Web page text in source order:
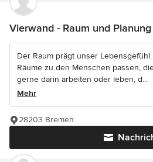
Vierwand - Raum und
Der Raum prägt unser
Räume zu den Menschen passen,
gerne darin arbeiten oder leben, d...
Mehr
28203 Bremen